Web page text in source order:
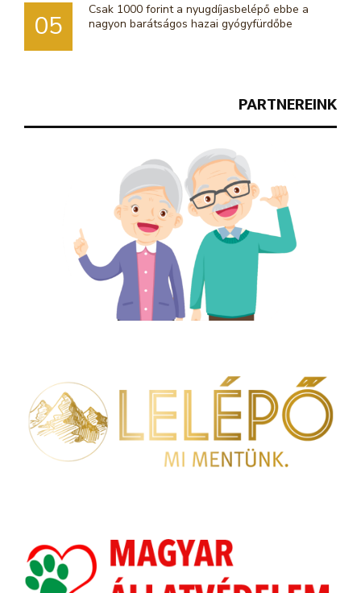
PARTNEREINK
05
Csak 1000 forint a nyugdíjasbelépő ebbe a
nagyon barátságos hazai gyógyfürdőbe